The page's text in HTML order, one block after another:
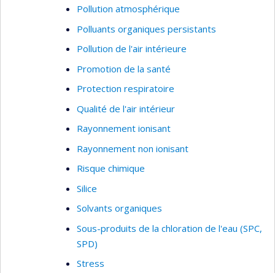
Pollution atmosphérique
Polluants organiques persistants
Pollution de l'air intérieure
Promotion de la santé
Protection respiratoire
Qualité de l'air intérieur
Rayonnement ionisant
Rayonnement non ionisant
Risque chimique
Silice
Solvants organiques
Sous-produits de la chloration de l'eau (SPC,
SPD)
Stress